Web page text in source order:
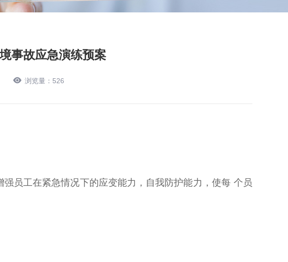
事故应急演练预案
浏览量： 526
强员工在紧急情况下的应变能力，自我防护能力，使每 个员